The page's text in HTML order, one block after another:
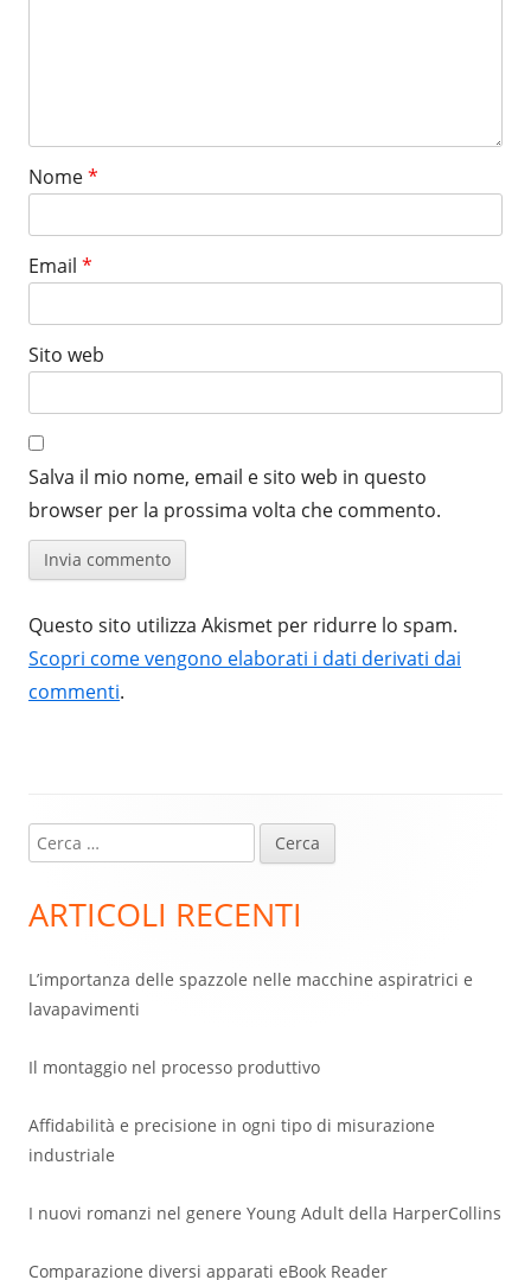
Nome*
Email *
Sito web
Salva il mio nome, email e sito web in questo
browser per la prossima volta che commento.
Questo sito utilizza Akismet per ridurre lo spam.
Scopri come vengono elaborati i dati derivati dai
commenti.
Barra
laterale
Ricerca
per:
ARTICOLI RECENTI
L’importanza delle spazzole nelle macchine aspiratrici e
lavapavimenti
Il montaggio nel processo produttivo
Affidabilità e precisione in ogni tipo di misurazione
industriale
I nuovi romanzi nel genere Young Adult della HarperCollins
Comparazione diversi apparati eBook Reader